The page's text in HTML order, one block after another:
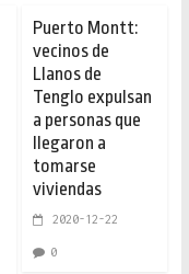
Puerto Montt:
vecinos de
Llanos de
Tenglo expulsan
a personas que
llegaron a
tomarse
viviendas
2020-12-22
0